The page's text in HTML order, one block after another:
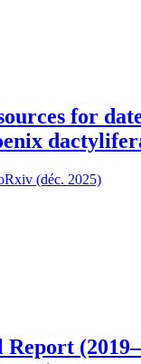
for
(déc. 2025)